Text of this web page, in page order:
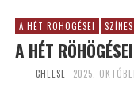
A HÉT RÖHÖGÉSEI SZÍNES
A HÉT
CHEESE 2025.